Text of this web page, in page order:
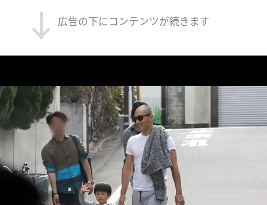
広告の下にコンテンツが続きます